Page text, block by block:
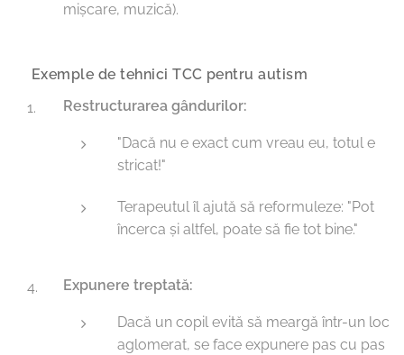
mișcare, muzică).
🔹 Exemple de tehnici TCC pentru autism
Restructurarea gândurilor:
"Dacă nu e exact cum vreau eu, totul e
stricat!"
Terapeutul îl ajută să reformuleze: "Pot
încerca și altfel, poate să fie tot bine."
Expunere treptată:
Dacă un copil evită să meargă într-un loc
aglomerat, se face expunere pas cu pas